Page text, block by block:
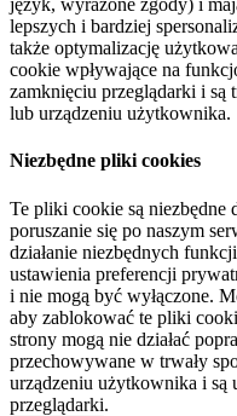
język, wyrażone zgody) i
lepszych i bardziej
także optymalizację
cookie wpływające na
zamknięciu przeglądarki i są
lub urządzeniu użytkownika.
Niezbędne pliki cookies
Te pliki cookie są niezbędne
poruszanie się po naszym
działanie niezbędnych
ustawienia preferencji
i nie mogą być wyłączone.
aby zablokować te pliki
strony mogą nie działać
przechowywane w trwały
urządzeniu użytkownika i są
przeglądarki.